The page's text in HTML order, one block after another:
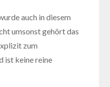
auch in diesem
umsonst gehört das
zum
ist keine reine